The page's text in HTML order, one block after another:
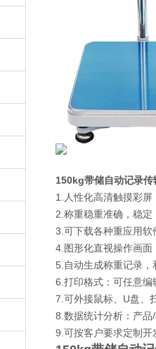
150kg带储自动记录
1.人性化高清触摸彩
2.称重稳重准确，稳定
3.可下载各种重应用
4.图形化直视操作画面
5.自动生成称重记录
6.打印格式：可任意
7.可外接鼠标、U盘、
8.数据统计分析：产
9.可按客户要求定制